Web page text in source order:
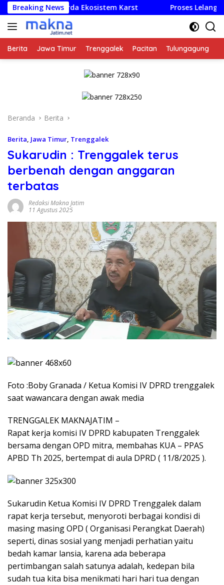
Langsung
ke
konten
Breaking News
Ekosistem Karst Proses Lelang Tertunda 11
Berita Jawa Timur Trenggalek Pacitan Tulungagung
Beranda Berita
Berita Jawa Timur Trenggalek
Sukarudin : Trenggalek terus
berbenah dengan anggaran
terbatas
Redaksi Makna Jatim
11 Agustus 2025
Foto :Boby Granada / Ketua Komisi IV DPRD trenggalek
saat wawancara dengan awak media
TRENGGALEK MAKNAJATIM –
Rapat kerja komisi IV DPRD kabupaten Trenggalek
bersama dengan OPD mitra, membahas KUA – PPAS
APBD Th 2025, bertempat di aula DPRD ( 11/8/2025 ).
Sukarudin Ketua Komisi IV DPRD Trenggalek dalam
rapat kerja tersebut, menyoroti berbagai kondisi di
masing masing OPD ( Organisasi Perangkat Daerah)
seperti, dinas sosial yang menjadi perhatian yaitu
bedah kamar lansia, karena ada beberapa
pertimbangan salah satunya adalah, kedepan bila
sudah tua kita bisa menikmati hari hari tua dengan